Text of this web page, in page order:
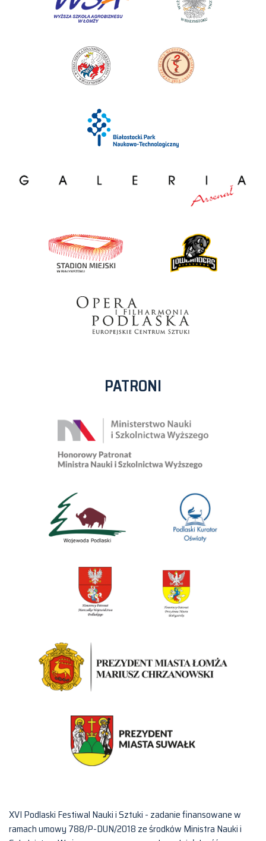
PATRONI
XVI Podlaski Festiwal Nauki i Sztuki - zadanie finansowane w
ramach umowy 788/P-DUN/2018 ze środków Ministra Nauki i